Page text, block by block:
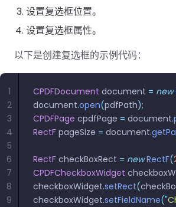
设置复选框位置。
设置复选框属性。
以下是创建复选框的示例代码：
CPDFDocument document = new
document.open(pdfPath);
CPDFPage cpdfPage = document.
RectF pageSize = document.
RectF checkBoxRect = new RectF(
CPDFCheckboxWidget
checkboxWidget.setRect(
checkboxWidget.setFieldName("
1
2
3
4
5
6
7
8
9